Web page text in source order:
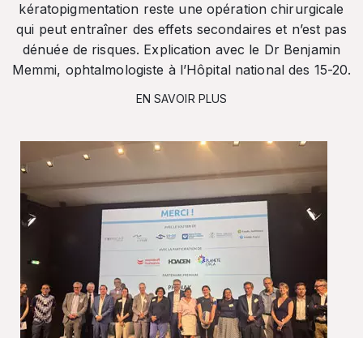
kératopigmentation reste une opération chirurgicale
qui peut entraîner des effets secondaires et n’est pas
dénuée de risques. Explication avec le Dr Benjamin
Memmi, ophtalmologiste à l’Hôpital national des 15-20.
EN SAVOIR PLUS